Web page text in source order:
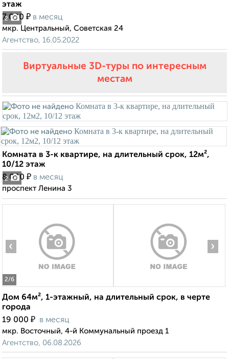
2
этаж
7 000 ₽ в месяц
мкр. Центральный, Советская 24
Агентство, 16.05.2022
Виртуальные 3D-туры по интересным
местам
2
Комната в 3-к квартире, на длительный срок, 12м²,
10/12 этаж
8 000 ₽ в месяц
проспект Ленина 3
2/6
‹ ›
Дом 64м², 1-этажный, на длительный срок, в черте
города
19 000 ₽ в месяц
мкр. Восточный, 4-й Коммунальный проезд 1
Агентство, 06.08.2026